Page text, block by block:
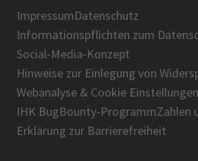
Über uns
Presse
IHK-Magazin
BIHK
DIHK
AHK
IHK-Standortportal Bayern
ImpressumDatenschutz
Informationspflichten zum
Social-Media-Konzept
Hinweise zur Einlegung von
Webanalyse & Cookie Einstellungen
IHK BugBounty-ProgrammZahlen
Erklärung zur Barrierefreiheit